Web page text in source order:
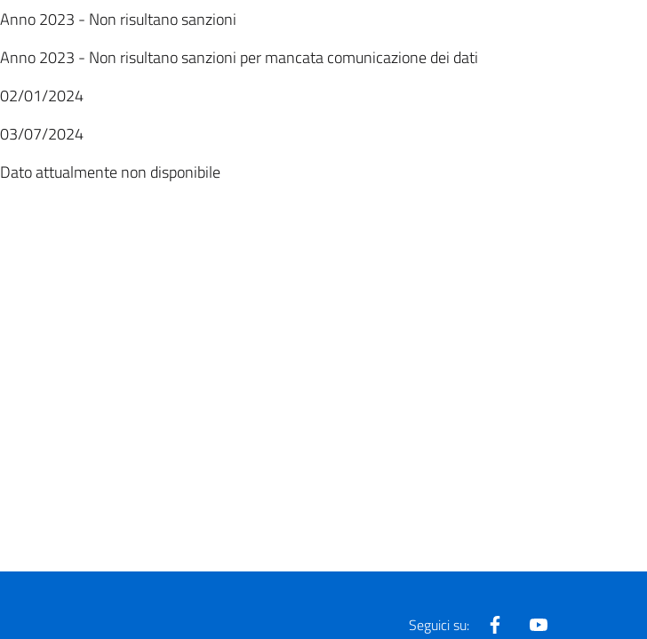
Anno 2023 - Non risultano sanzioni
Anno 2023 - Non risultano sanzioni per mancata comunicazione dei dati
02/01/2024
03/07/2024
Dato attualmente non disponibile
Seguici su: Facebook